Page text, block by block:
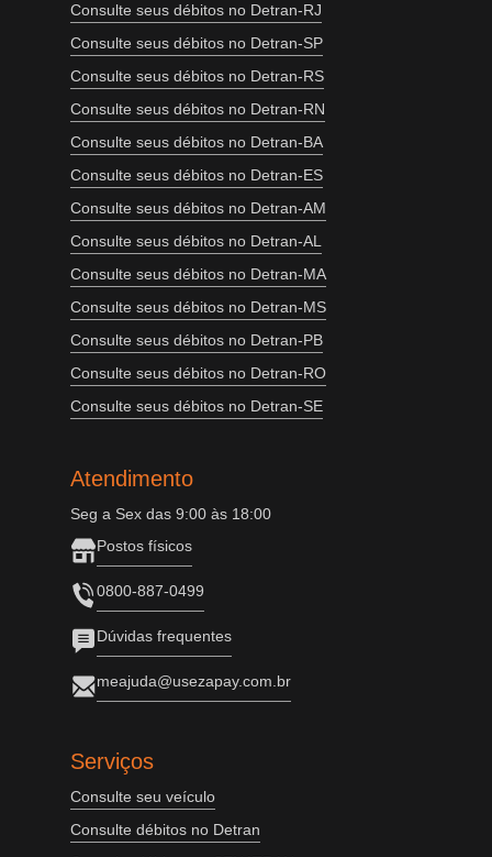
Consulte seus débitos no Detran-RJ
Consulte seus débitos no Detran-SP
Consulte seus débitos no Detran-RS
Consulte seus débitos no Detran-RN
Consulte seus débitos no Detran-BA
Consulte seus débitos no Detran-ES
Consulte seus débitos no Detran-AM
Consulte seus débitos no Detran-AL
Consulte seus débitos no Detran-MA
Consulte seus débitos no Detran-MS
Consulte seus débitos no Detran-PB
Consulte seus débitos no Detran-RO
Consulte seus débitos no Detran-SE
Atendimento
Seg a Sex das 9:00 às 18:00
Postos físicos
0800-887-0499
Dúvidas frequentes
meajuda@usezapay.com.br
Serviços
Consulte seu veículo
Consulte débitos no Detran